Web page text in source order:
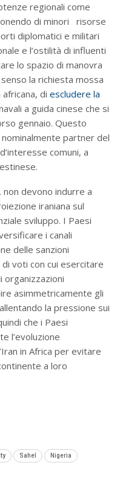
regionali come
di minori risorse
diplomatici e militari
e l’ostilità di influenti
lo spazio di manovra
la richiesta mossa
di escludere la
a guida cinese che si
gennaio. Questo
partner del
comuni, a
non devono indurre a
iraniana sul
sviluppo. I Paesi
i canali
delle sanzioni
voti con cui esercitare
organizzazioni
asimmetricamente gli
la pressione sui
che i Paesi
l’evoluzione
in Africa per evitare
a loro
Sahel Nigeria